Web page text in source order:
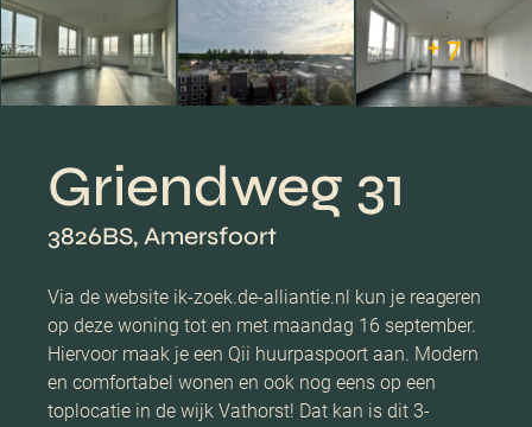
+ 7
Griendweg 31
3826BS, Amersfoort
Via de website ik-zoek.de-alliantie.nl kun je reageren
op deze woning tot en met maandag 16 september.
Hiervoor maak je een Qii huurpaspoort aan. Modern
en comfortabel wonen en ook nog eens op een
toplocatie in de wijk Vathorst! Dat kan is dit 3-